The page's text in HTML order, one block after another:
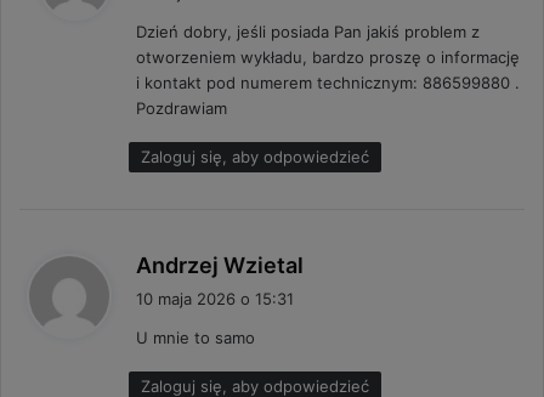
z
e
:
Dzień dobry, jeśli posiada Pan jakiś problem z
otworzeniem wykładu, bardzo proszę o informację
i kontakt pod numerem technicznym: 886599880 .
Pozdrawiam
Zaloguj się, aby odpowiedzieć
Andrzej Wzietal
e
10 maja 2026 o 15:31
U mnie to samo
Zaloguj się, aby odpowiedzieć